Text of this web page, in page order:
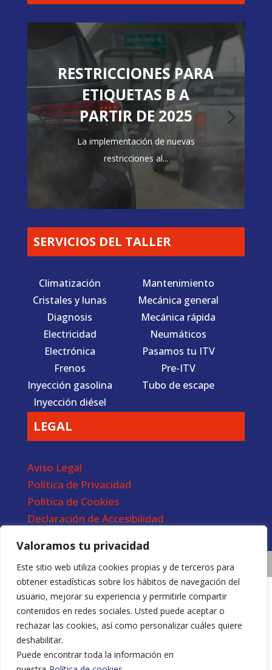
Valoramos tu privacidad
Este sitio web utiliza cookies propias y de terceros para
obtener estadísticas sobre los hábitos de navegación del
usuario, mejorar su experiencia y permitirle compartir
contenidos en redes sociales. Usted puede aceptar o
rechazar las cookies, así como personalizar cuáles quiere
deshabilitar.
Puede encontrar toda la información en
RESTRICCIONES PARA
ETIQUETAS B A
PARTIR DE 2025
La implementación de nuevas
restricciones al...
SERVICIOS DEL TALLER
Climatización
Cristales y lunas
Diagnosis
Electricidad
Electrónica
Frenos
Inyección gasolina
Inyección diésel
Mantenimiento
Mecánica general
Mecánica rápida
Neumáticos
Pasamos tu ITV
Pre-ITV
Tubo de escape
LEGAL
Aviso Legal
Política de Privacidad
Política de Cookies
Declaración de Accesibilidad
Diseño web porFA comunicación